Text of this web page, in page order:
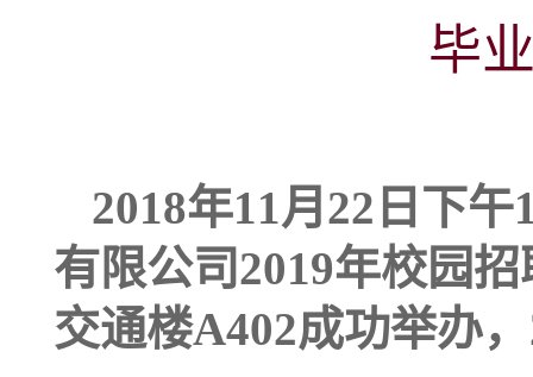
毕
2018年11月22日下午
有限公司2019年校园招
交通楼A402成功举办